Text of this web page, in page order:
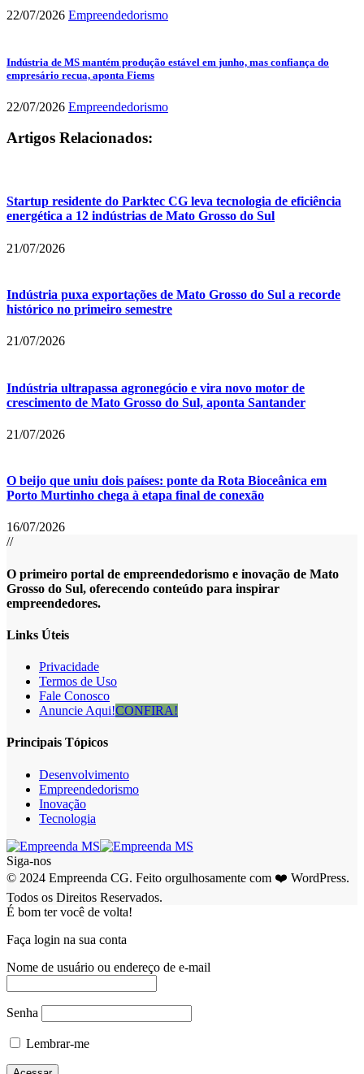
22/07/2026 Empreendedorismo
Indústria de MS mantém produção estável em junho, mas confiança do
empresário recua, aponta Fiems
22/07/2026 Empreendedorismo
Artigos Relacionados:
Startup residente do Parktec CG leva tecnologia de eficiência
energética a 12 indústrias de Mato Grosso do Sul
21/07/2026
Indústria puxa exportações de Mato Grosso do Sul a recorde
histórico no primeiro semestre
21/07/2026
Indústria ultrapassa agronegócio e vira novo motor de
crescimento de Mato Grosso do Sul, aponta Santander
21/07/2026
O beijo que uniu dois países: ponte da Rota Bioceânica em
Porto Murtinho chega à etapa final de conexão
16/07/2026
//
O primeiro portal de empreendedorismo e inovação de Mato
Grosso do Sul, oferecendo conteúdo para inspirar
empreendedores.
Links Úteis
Privacidade
Termos de Uso
Fale Conosco
Anuncie Aqui!CONFIRA!
Principais Tópicos
Desenvolvimento
Empreendedorismo
Inovação
Tecnologia
Siga-nos
© 2024 Empreenda CG. Feito orgulhosamente com ❤️ WordPress.
Todos os Direitos Reservados.
É bom ter você de volta!
Faça login na sua conta
Nome de usuário ou endereço de e-mail
Senha
Lembrar-me